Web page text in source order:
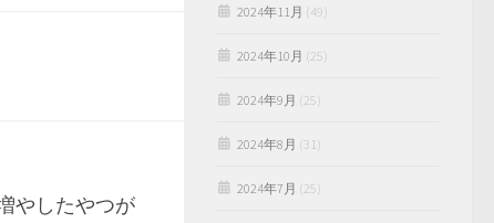
やしたやつが
2024年11月 (49)
2024年10月 (25)
2024年9月 (25)
2024年8月 (31)
2024年7月 (25)